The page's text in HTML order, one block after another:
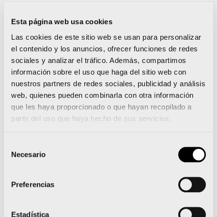
Esta página web usa cookies
Las cookies de este sitio web se usan para personalizar
el contenido y los anuncios, ofrecer funciones de redes
sociales y analizar el tráfico. Además, compartimos
información sobre el uso que haga del sitio web con
nuestros partners de redes sociales, publicidad y análisis
web, quienes pueden combinarla con otra información
que les haya proporcionado o que hayan recopilado a
partir del uso que haya hecho de sus servicios.
Necesario
Preferencias
Estadística
Trinidad Alfonso, que tanto ha hecho por colocar a
Valencia en el mapa internacional de las carreras
de fondo».
El rango de la carrera como Campeonato del
Mundo congregará en laprueba de élitea un
se encontrarán los más rápidos del planeta. Sin
embargo, el evento también estará diseñado para
corredores venidos de todas partes del
puedan disfrutar de esta prueba corriendo
por las calles de Valencia en un recorrido aún por